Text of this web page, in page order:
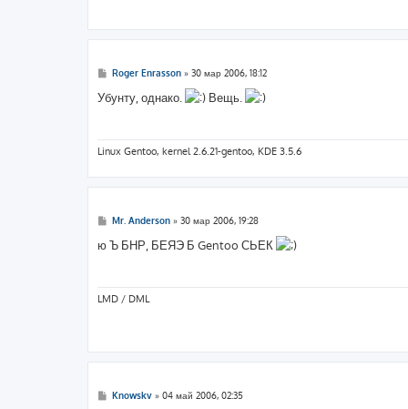
С
о
б
н
и
Roger Enrasson» 30 мар 2006, 18:12
Убунту, однако. Вещь.
Linux Gentoo, kernel 2.6.21-gentoo, KDE 3.5.6
С
о
б
н
и
Mr. Anderson» 30 мар 2006, 19:28
ю Ъ БНР, БЕЯЭ Б Gentoo СЬЕК
LMD / DML
СKnowskv» 04 май 2006, 02:35